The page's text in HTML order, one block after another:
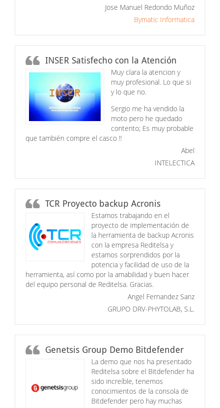
Jose Manuel Redondo Muñoz
Bymatic Informatica
INSER Satisfecho con la Atención
Muy clara la atencion y
muy profesional. Lo que si
y lo que no.
Sergio me ha vendido la
moto pero he quedado
contento; Es muy probable
que también compre el casco !!
Abel
INTELECTICA
TCR Proyecto backup Acronis
Estamos trabajando en el
proyecto de implementación de
la herramienta de backup Acronis
con la empresa Reditelsa y
estamos sorprendidos por la
potencia y facilidad de uso de la
herramienta, así como por la amabilidad y buen hacer
del equipo personal de Reditelsa. Gracias.
Angel Fernandez Sanz
GRUPO DRV-PHYTOLAB, S.L.
Genetsis Group Demo Bitdefender
La demo que nos ha presentado
Reditelsa sobre el Bitdefender ha
sido increíble, tenemos
conocimientos de la consola de
Bitdefender pero hay muchas